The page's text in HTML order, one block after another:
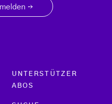
→
UNTERSTÜTZER
ABOS